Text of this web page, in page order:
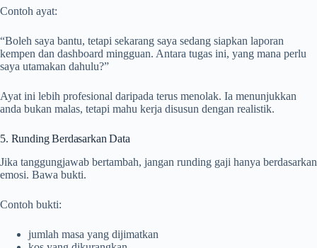
Contoh ayat:
“Boleh saya bantu, tetapi sekarang saya sedang siapkan laporan
kempen dan dashboard mingguan. Antara tugas ini, yang mana perlu
saya utamakan dahulu?”
Ayat ini lebih profesional daripada terus menolak. Ia menunjukkan
anda bukan malas, tetapi mahu kerja disusun dengan realistik.
5. Runding Berdasarkan Data
Jika tanggungjawab bertambah, jangan runding gaji hanya berdasarkan
emosi. Bawa bukti.
Contoh bukti:
jumlah masa yang dijimatkan